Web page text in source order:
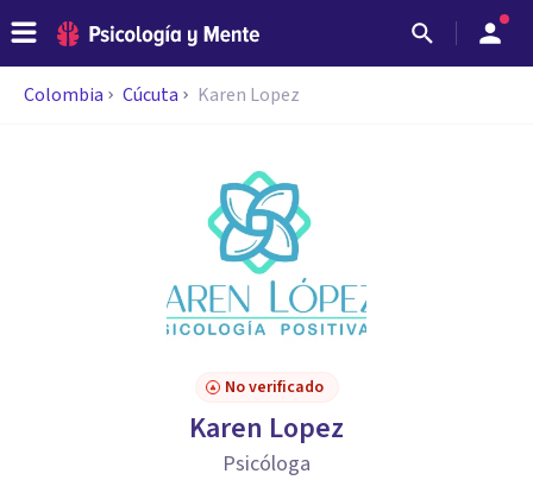
Colombia Cúcuta Karen Lopez
No verificado
Karen Lopez
Psicóloga